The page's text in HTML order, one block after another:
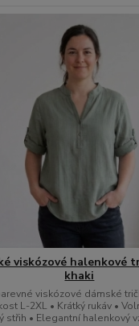
viskózové halenkové
khaki
viskózové dámské
L-2XL • Krátký rukáv •
střih • Elegantní halenkový